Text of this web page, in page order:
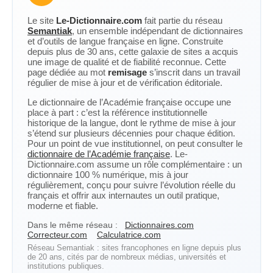
Le site Le-Dictionnaire.com fait partie du réseau
Semantiak, un ensemble indépendant de dictionnaires
et d’outils de langue française en ligne. Construite
depuis plus de 30 ans, cette galaxie de sites a acquis
une image de qualité et de fiabilité reconnue. Cette
page dédiée au mot remisage s’inscrit dans un travail
régulier de mise à jour et de vérification éditoriale.
Le dictionnaire de l’Académie française occupe une
place à part : c’est la référence institutionnelle
historique de la langue, dont le rythme de mise à jour
s’étend sur plusieurs décennies pour chaque édition.
Pour un point de vue institutionnel, on peut consulter le
dictionnaire de l’Académie française. Le-
Dictionnaire.com assume un rôle complémentaire : un
dictionnaire 100 % numérique, mis à jour
régulièrement, conçu pour suivre l’évolution réelle du
français et offrir aux internautes un outil pratique,
moderne et fiable.
Dans le même réseau :
Dictionnaires.com
Correcteur.com
Calculatrice.com
Réseau Semantiak : sites francophones en ligne depuis plus
de 20 ans, cités par de nombreux médias, universités et
institutions publiques.